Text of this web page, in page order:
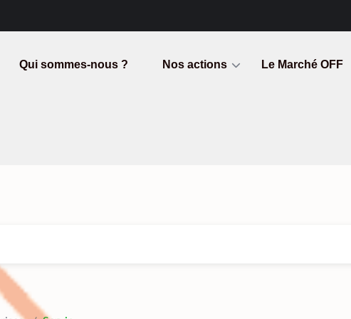
Qui sommes-nous ? Nos actions Le Marché OFF